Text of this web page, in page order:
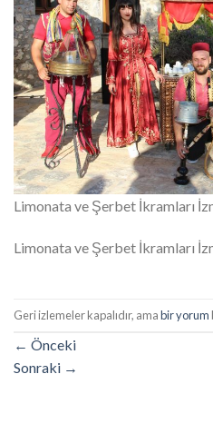
Limonata ve Şerbet İkramları
Limonata ve Şerbet İkramları
Geri izlemeler kapalıdır, amabir yorum
← Önceki
Sonraki →